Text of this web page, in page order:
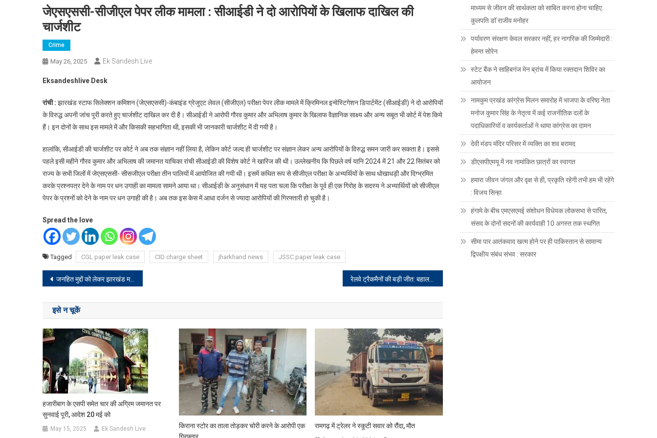
जेएसएससी-सीजीएल पेपर लीक मामला : सीआईडी ने दो आरोपियों के खिलाफ दाखिल की
चार्जशीट
Crime
May 26, 2025 Ek Sandesh Live
Eksandeshlive Desk
रांची : झारखंड स्टाफ सिलेक्शन कमिशन (जेएसएससी)-कंबाइंड ग्रेजुएट लेवल (सीजीएल) परीक्षा पेपर लीक मामले में क्रिमिनल इन्वेस्टिगेशन डिपार्टमेंट (सीआईडी) ने दो आरोपियों
के विरुद्ध अपनी जांच पूरी करते हुए चार्जशीट दाखिल कर दी है। सीआईडी ने आरोपी गौरव कुमार और अभिलाष कुमार के खिलाफ वैज्ञानिक साक्ष्य और अन्य सबूत भी कोर्ट में पेश किये
हैं। इन दोनों के साथ इस मामले में और किसकी सहभागिता थी, इसकी भी जानकारी चार्जशीट में दी गयी है।
हालांकि, सीआईडी की चार्जशीट पर कोर्ट ने अब तक संज्ञान नहीं लिया है, लेकिन कोर्ट जल्द ही चार्जशीट पर संज्ञान लेकर अन्य आरोपियों के विरुद्ध समन जारी कर सकता है। इससे
पहले इसी महीने गौरव कुमार और अभिलाष की जमानत याचिका रांची सीआईडी की विशेष कोर्ट ने खारिज की थी। उल्लेखनीय कि पिछले वर्ष यानि 2024 में 21 और 22 सितंबर को
राज्य के सभी जिलों में जेएसएससी- सीसजीएल परीक्षा तीन पालियों में आयोजित की गयी थी। इसमें कथित रूप से सीजीएल परीक्षा के अभ्यर्थियों के साथ धोखाधड़ी और दिग्भ्रमित
करके प्रश्नपत्र देने के नाम पर धन उगाही का मामला सामने आया था। सीआईडी के अनुसंधान में यह पता चला कि परीक्षा के पूर्व ही एक गिरोह के सदस्य ने अभ्यार्थियों को सीजीएल
पेपर के प्रश्नों को देने के नाम पर धन उगाही की है। अब तक इस केस में आधा दर्जन से ज्यादा आरोपियों की गिरफ्तारी हो चुकी है।
Spread the love
Tagged CGL paper leak case CID charge sheet jharkhand news JSSC paper leak case
Post
navigation
जनहित मुद्दों को लेकर झारखंड मजदूर संघर्ष संघ ने दिया धरना रेलवे ट्रैकमैनों की बड़ी जीत: बहाल हुआ साइकिल मेंटेनेंस भत्ता
इसे न चूकें
हजारीबाग के एसपी समेत चार की अग्रिम जमानत पर
सुनवाई पूरी, आदेश 20 मई को
May 15, 2025 Ek Sandesh Live
किराना स्टोर का ताला तोड़कर चोरी करने के आरोपी एक
रामगढ़ में ट्रेलर ने स्कूटी सवार को रौंदा, मौत
माध्यम से जीवन की सार्थकता को साबित करना होना चाहिए:
कुलपति डॉ राजीव मनोहर
पर्यावरण संरक्षण केवल सरकार नहीं, हर नागरिक की जिम्मेदारी :
हेमन्त सोरेन
स्टेट बैंक ने साहिबगंज मेन ब्रांच में किया रक्तदान शिविर का
आयोजन
नामकुम प्रखंड कांग्रेस मिलन समारोह में भाजपा के वरिष्ठ नेता
मनोज कुमार सिंह के नेतृत्व में कई राजनीतिक दलों के
पदाधिकारियों व कार्यकर्ताओं ने थामा कांग्रेस का दामन
देवी मंडप मंदिर परिसर में व्यक्ति का शव बरामद
डीएसपीएमयू में नव नामांकित छात्रों का स्वागत
हमारा जीवन जंगल और वृक्ष से ही, प्रकृति रहेगी तभी हम भी रहेंगे
: विजय सिन्हा
हंगामे के बीच एमएसएमई संशोधन विधेयक लोकसभा से पारित,
संसद के दोनों सदनों की कार्यवाही 10 अगस्त तक स्थगित
सीमा पार आतंकवाद खत्म होने पर ही पाकिस्तान से सामान्य
द्विपक्षीय संबंध संभव : सरकार